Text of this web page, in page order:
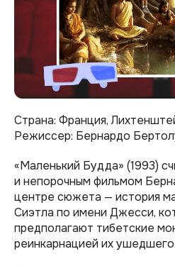
Страна: Франция,
Режиссер: Бернардо
«Маленький Будда» (1993)
и непорочным фильмом
центре сюжета — история
Сиэтла по имени Джесси,
предполагают тибетские
реинкарнацией их